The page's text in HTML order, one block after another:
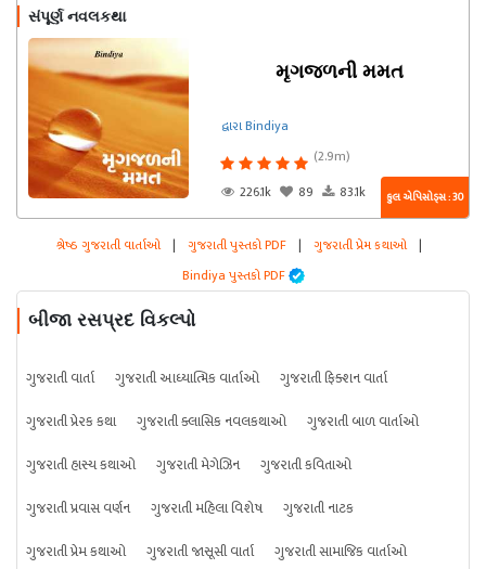
સંપૂર્ણ નવલકથા
મૃગજળની મમત
દ્વારા Bindiya
(2.9m)
226.1k
89 83.1k કુલ એપિસોડ્સ : 30
શ્રેષ્ઠ ગુજરાતી વાર્તાઓ | ગુજરાતી પુસ્તકો PDF | ગુજરાતી પ્રેમ કથાઓ |
Bindiya પુસ્તકો PDF
બીજા રસપ્રદ વિકલ્પો
ગુજરાતી વાર્તા ગુજરાતી આધ્યાત્મિક વાર્તાઓ
ગુજરાતી ફિક્શન વાર્તા
ગુજરાતી પ્રેરક કથા
ગુજરાતી ક્લાસિક નવલકથાઓ
ગુજરાતી બાળ વાર્તાઓ
ગુજરાતી હાસ્ય કથાઓ
ગુજરાતી મેગેઝિન
ગુજરાતી કવિતાઓ
ગુજરાતી પ્રવાસ વર્ણન
ગુજરાતી મહિલા વિશેષ
ગુજરાતી નાટક
ગુજરાતી પ્રેમ કથાઓ
ગુજરાતી જાસૂસી વાર્તા ગુજરાતી સામાજિક વાર્તાઓ